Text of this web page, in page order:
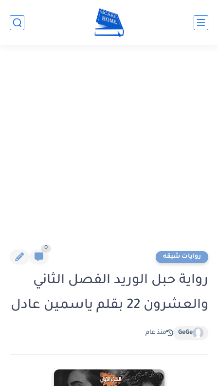
روايات شيقه
0
رواية حبل الوريد الفصل الثاني
والعشرون 22 بقلم ياسمين عادل
GeGe منذ عام